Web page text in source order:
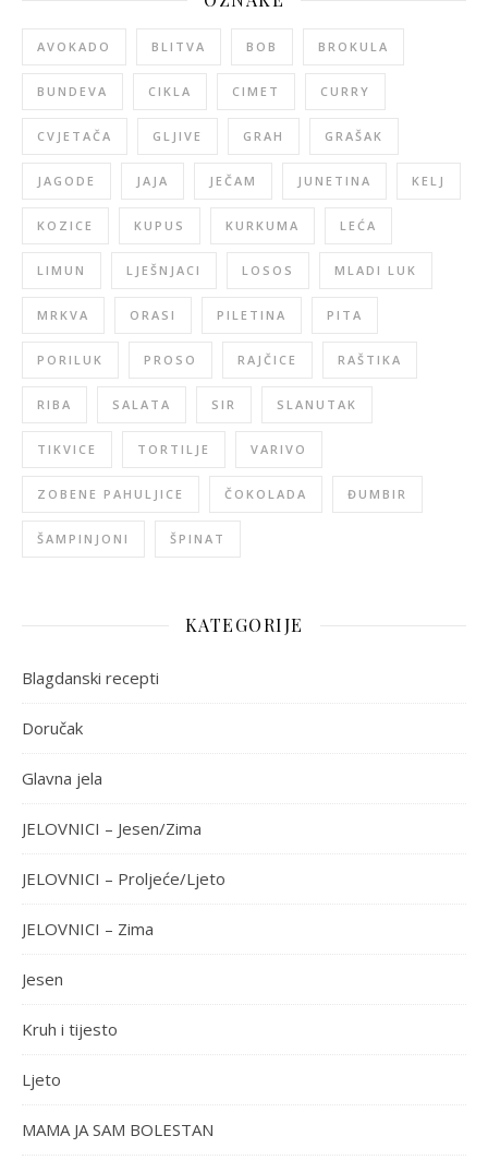
AVOKADO BLITVA BOB BROKULA
BUNDEVA CIKLA CIMET CURRY
CVJETAČA GLJIVE GRAH GRAŠAK
JAGODE JAJA JEČAM JUNETINA KELJ
KOZICE KUPUS KURKUMA LEĆA
LIMUN LJEŠNJACI LOSOS MLADI LUK
MRKVA ORASI PILETINA PITA
PORILUK PROSO RAJČICE RAŠTIKA
RIBA SALATA SIR SLANUTAK
TIKVICE TORTILJE VARIVO
ZOBENE PAHULJICE ČOKOLADA ĐUMBIR
ŠAMPINJONI ŠPINAT
KATEGORIJE
Blagdanski recepti
Doručak
Glavna jela
JELOVNICI – Jesen/Zima
JELOVNICI – Proljeće/Ljeto
JELOVNICI – Zima
Jesen
Kruh i tijesto
Ljeto
MAMA JA SAM BOLESTAN